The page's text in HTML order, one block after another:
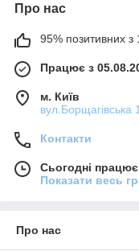
Про нас
95% позитивних з
Працює з
м. Київ
Контакти
Сьогодні
Показати весь
Про нас